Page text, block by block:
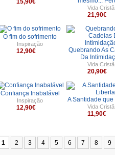
15,90€
Vida Cristã
21,90€
O fim do sofrimento
Inspiração
12,90€
Quebrando As
Da
Vida Cristã
20,90€
Confiança Inabalável
Inspiração
12,90€
A Santidade
Vida Cristã
11,90€
1 2 3 4 5 6 7 8 9